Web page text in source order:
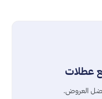
عطلات
العروض.